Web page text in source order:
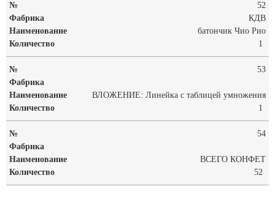
52
КДВ
батончик Чио Рио
1
53
ВЛОЖЕНИЕ: Линейка с таблицей умножения
1
54
ВСЕГО КОНФЕТ
52